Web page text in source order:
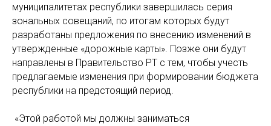
муниципалитетах республики завершилась серия
зональных совещаний, по итогам которых будут
разработаны предложения по внесению изменений в
утвержденные «дорожные карты». Позже они будут
направлены в Правительство РТ с тем, чтобы учесть
предлагаемые изменения при формировании бюджета
республики на предстоящий период.
«Этой работой мы должны заниматься